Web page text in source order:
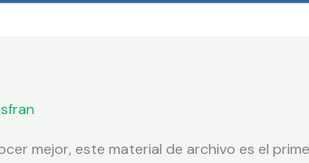
mejor, este material de archivo es el